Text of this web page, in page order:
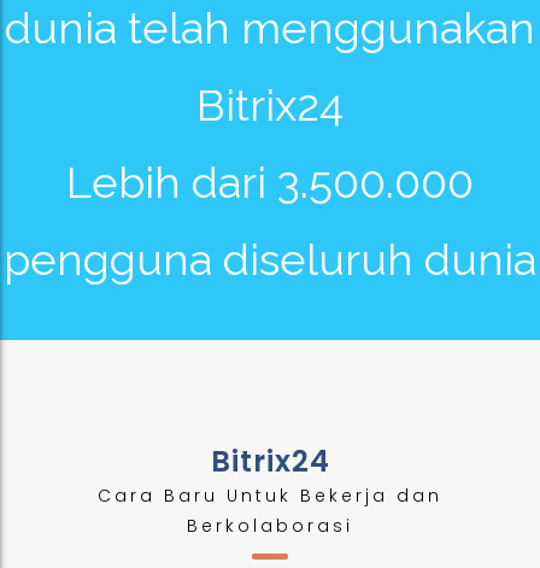
dunia telah menggunakan
Bitrix24
Lebih dari 3.500.000
pengguna diseluruh dunia
Bitrix24
Cara Baru Untuk Bekerja dan
Berkolaborasi